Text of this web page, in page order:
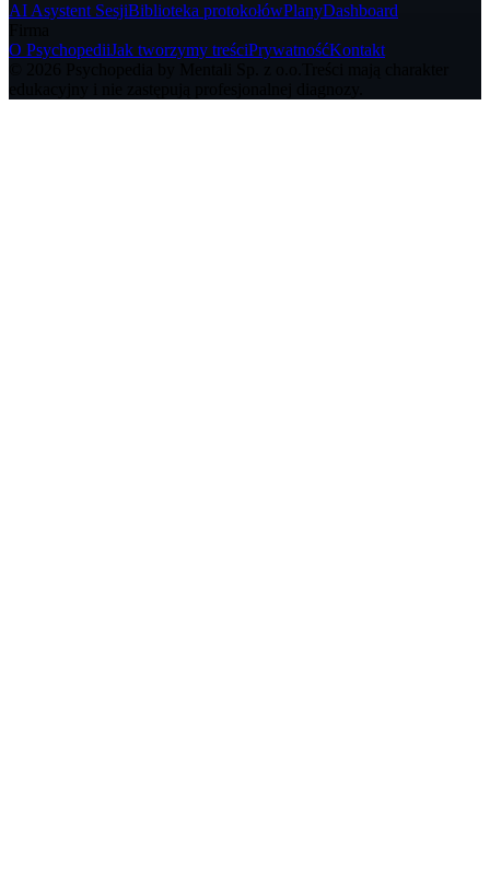
AI Asystent SesjiBiblioteka protokołówPlanyDashboard
O PsychopediiJak tworzymy treściPrywatnośćKontakt